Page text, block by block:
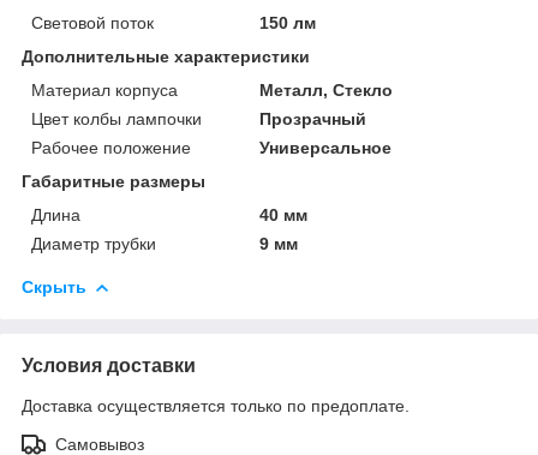
Световой поток
150 лм
Дополнительные характеристики
Материал корпуса
Металл, Стекло
Цвет колбы лампочки
Прозрачный
Рабочее положение
Универсальное
Габаритные размеры
Длина
40 мм
Диаметр трубки
9 мм
Скрыть
Условия доставки
Доставка осуществляется только по предоплате.
Самовывоз